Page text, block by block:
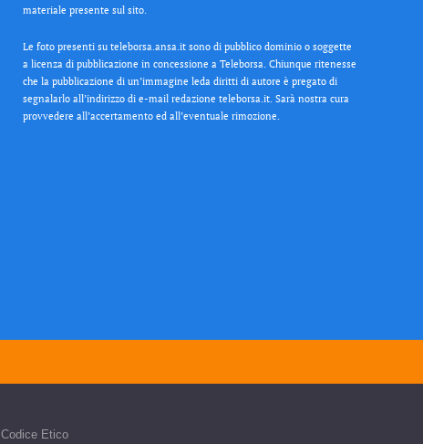
materiale presente sul sito.
Le foto presenti su teleborsa.ansa.it sono di pubblico dominio o soggette
a licenza di pubblicazione in concessione a Teleborsa. Chiunque ritenesse
che la pubblicazione di un’immagine leda diritti di autore è pregato di
segnalarlo all’indirizzo di e-mail redazione teleborsa.it. Sarà nostra cura
provvedere all’accertamento ed all’eventuale rimozione.
Codice Etico